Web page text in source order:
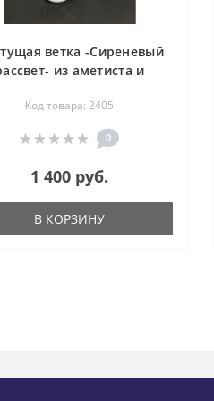
ветка -Сиреневый
из аметиста и
Код товара: 2405
0
1 400 руб.
В КОРЗИНУ